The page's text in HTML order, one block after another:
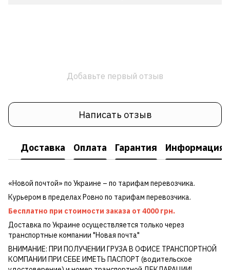
Добавьте первый отзыв
Написать отзыв
Доставка Оплата Гарантия Информация
«Новой почтой» по Украине – по тарифам перевозчика.
Курьером в пределах Ровно по тарифам перевозчика.
Бесплатно при стоимости заказа от 4000 грн.
Доставка по Украине осуществляется только через
транспортные компании "Новая почта"
ВНИМАНИЕ: ПРИ ПОЛУЧЕНИИ ГРУЗА В ОФИСЕ ТРАНСПОРТНОЙ
КОМПАНИИ ПРИ СЕБЕ ИМЕТЬ ПАСПОРТ (водительское